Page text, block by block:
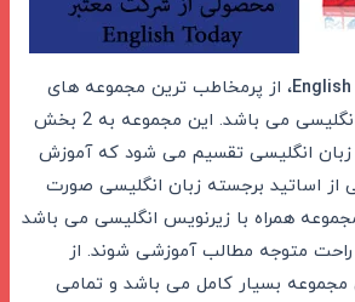
، از پرمخاطب ترین مجموعه های
ویدیویی آموزش زبان انگلیسی می باشد. این مجموعه به 2 بخش
زبان انگلیسی تقسیم می شود که آموزش
از اساتید برجسته زبان انگلیسی صورت
همراه با زیرنویس انگلیسی می باشد
راحت متوجه مطالب آموزشی شوند. از
بسیار کامل می باشد و تمامی